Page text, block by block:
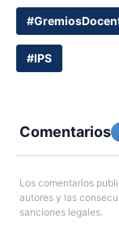
#IPS
Comentarios
Los comentarios
autores y las
sanciones legales.